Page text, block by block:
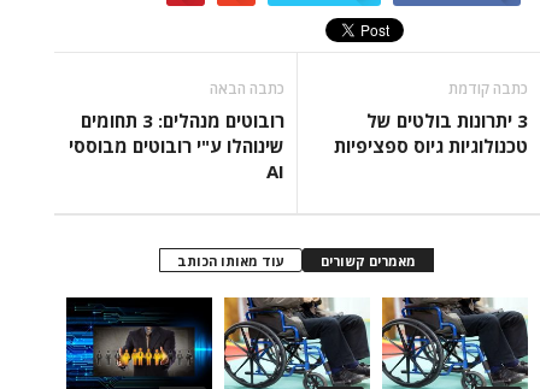
כתבה קודמת
3 יתרונות בולטים של
טכנולוגיות גיוס ספציפיות
כתבה הבאה
רובוטים מנהלים: 3 תחומים
שינוהלו ע"י רובוטים מבוססי
AI
מאמרים קשורים עוד מאותו הכותב